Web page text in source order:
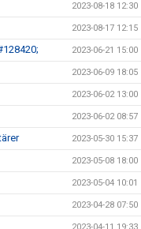
2023-08-18 12:30
2023-08-17 12:15
2023-06-21 15:00
2023-06-09 18:05
2023-06-02 13:00
2023-06-02 08:57
2023-05-30 15:37
2023-05-08 18:00
2023-05-04 10:01
2023-04-28 07:50